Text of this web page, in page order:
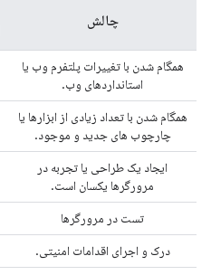
چالش
همگام شدن با تغییرات پلتفرم وب یا
استانداردهای وب.
همگام شدن با تعداد زیادی از ابزارها یا
چارچوب های جدید و موجود.
ایجاد یک طراحی یا تجربه در
مرورگرها یکسان است.
تست در مرورگرها
درک و اجرای اقدامات امنیتی.